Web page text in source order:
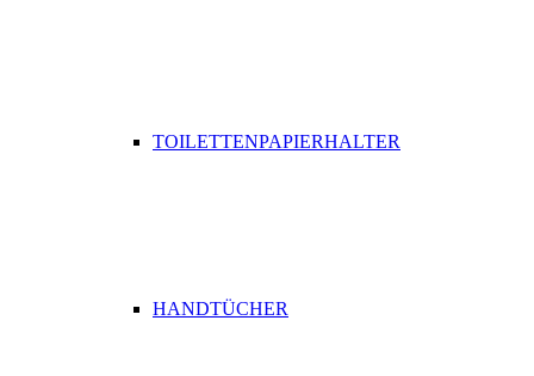
TOILETTENPAPIERHALTER
HANDTÜCHER